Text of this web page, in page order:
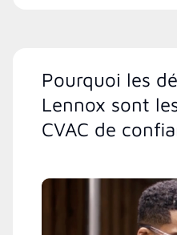
Pourquoi les
Lennox sont
CVAC de